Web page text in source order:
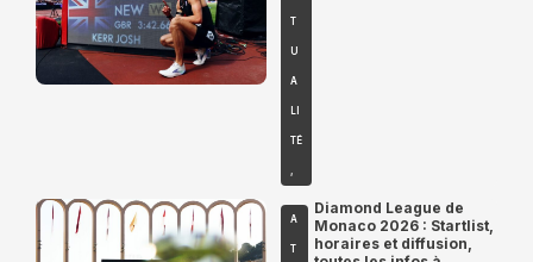
T
U
A
LI
TÉ
,
A
T
Diamond League de
Monaco 2026 : Startlist,
horaires et diffusion,